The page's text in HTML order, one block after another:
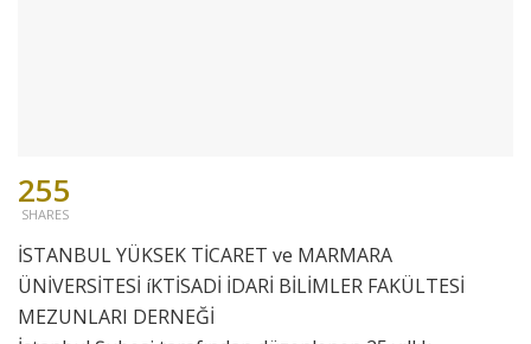
255
SHARES
İSTANBUL YÜKSEK TİCARET ve MARMARA
ÜNİVERSİTESİ íKTİSADİ İDARİ BİLİMLER FAKÜLTESİ
MEZUNLARI DERNEĞİ